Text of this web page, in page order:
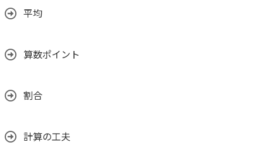
平均
算数ポイント
割合
計算の工夫